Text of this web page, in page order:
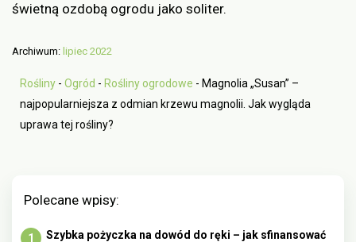
świetną ozdobą ogrodu jako soliter.
Archiwum: lipiec 2022
Rośliny - Ogród - Rośliny ogrodowe - Magnolia „Susan” –
najpopularniejsza z odmian krzewu magnolii. Jak wygląda
uprawa tej rośliny?
Polecane wpisy:
Szybka pożyczka na dowód do ręki – jak sfinansować